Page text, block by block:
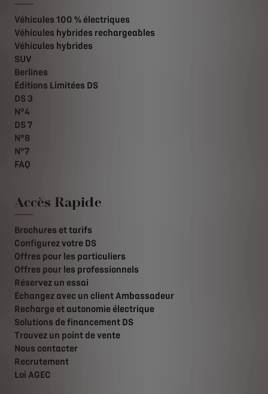
Véhicules 100 % électriques
Véhicules hybrides rechargeables
Véhicules hybrides
SUV
Berlines
Éditions Limitées DS
DS 3
N°4
DS 7
N°8
N°7
FAQ
Accès Rapide
Brochures et tarifs
Configurez votre DS
Offres pour les particuliers
Offres pour les professionnels
Réservez un essai
Échangez avec un client Ambassadeur
Recharge et autonomie électrique
Solutions de financement DS
Trouvez un point de vente
Nous contacter
Recrutement
Loi AGEC